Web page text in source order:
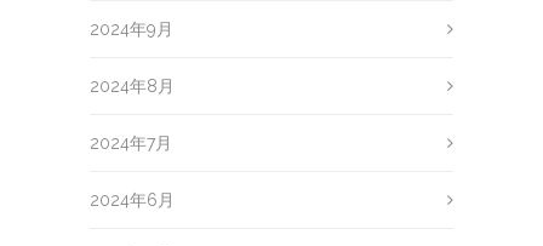
2024年9月
2024年8月
2024年7月
2024年6月